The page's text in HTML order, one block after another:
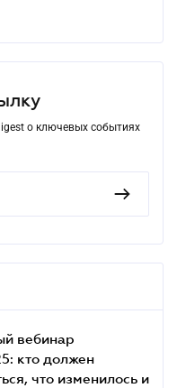
о ключевых событиях
вебинар
кто должен
что изменилось и